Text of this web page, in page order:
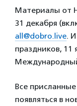
Материалы от
31 декабря
all@dobro.live.
праздников, 11
Все
появляться в